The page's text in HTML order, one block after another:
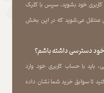
کاربری خود بشوید، سپس با کلیک
منتقل می‏‌شوید که در این بخش
خود دسترسی داشته باشم؟
باید با حساب کاربری خود وارد
تا سوابق خرید شما نشان داده